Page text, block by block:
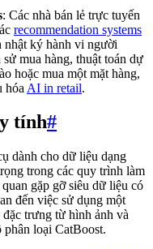
: Các nhà bán lẻ trực tuyến
recommendation systems
nhật ký hành vi người
mua hàng, thuật toán dự
hoặc mua một mặt hàng,
hóa AI in retail.
tính#
dành cho dữ liệu dạng
trong các quy trình làm
gặp gỡ siêu dữ liệu có
đến việc sử dụng một
trưng từ hình ảnh và
phân loại CatBoost.